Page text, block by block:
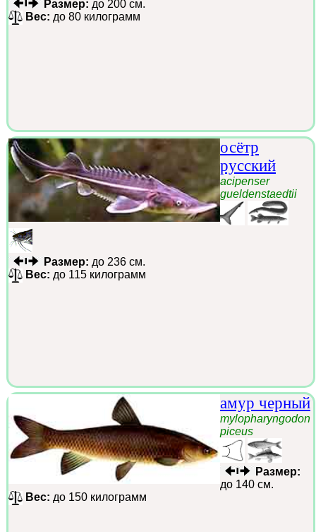
Размер: до 200 см.
Вес: до 80 килограмм
осётр
русский
acipenser
gueldenstaedtii
Размер: до 236 см.
Вес: до 115 килограмм
амур черный
mylopharyngodon
piceus
Размер:
до 140 см.
Вес: до 150 килограмм